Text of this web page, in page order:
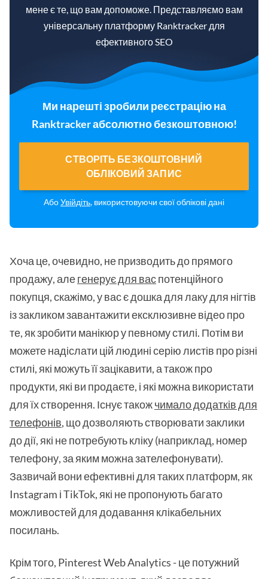
мене є те, що вам допоможе. Представляємо вам
універсальну платформу Ranktracker для
ефективного SEO
Ми нарешті зробили реєстрацію на
Ranktracker абсолютно безкоштовною!
СТВОРІТЬ БЕЗКОШТОВНИЙ
ОБЛІКОВИЙ ЗАПИС
АбоУвійдіть, використовуючи свої облікові дані
Хоча це, очевидно, не призводить до прямого
продажу, алегенерує для васпотенційного
покупця, скажімо, у вас є дошка для лаку для нігтів
із закликом завантажити ексклюзивне відео про
те, як зробити манікюр у певному стилі. Потім ви
можете надіслати цій людині серію листів про різні
стилі, які можуть її зацікавити, а також про
продукти, які ви продаєте, і які можна використати
для їх створення. Існує такожчимало додатків для
телефонів, що дозволяють створювати заклики
до дії, які не потребують кліку (наприклад, номер
телефону, за яким можна зателефонувати).
Зазвичай вони ефективні для таких платформ, як
Instagram і TikTok, які не пропонують багато
можливостей для додавання клікабельних
посилань.
Крім того, Pinterest Web Analytics - це потужний